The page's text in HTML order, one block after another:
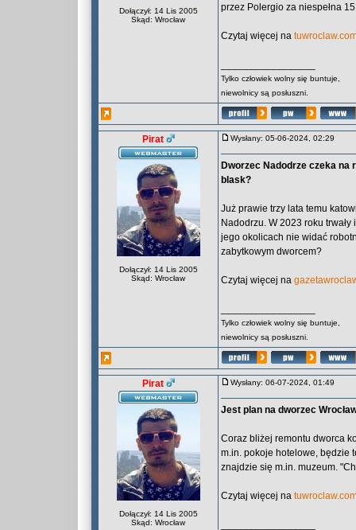
Dołączył: 14 Lis 2005
Skąd: Wrocław
przez Polergio za niespełna
Czytaj więcej na
Tylko człowiek wolny się buntuje,
niewolnicy są posłuszni.
Pirat
Dołączył: 14 Lis 2005
Skąd: Wrocław
Wysłany: 05-06-2024, 02:29
Dworzec Nadodrze czeka na
blask?
Już prawie trzy lata temu
Nadodrzu. W 2023 roku
jego okolicach nie widać
zabytkowym dworcem?
Czytaj więcej na
Tylko człowiek wolny się buntuje,
niewolnicy są posłuszni.
Pirat
Dołączył: 14 Lis 2005
Skąd: Wrocław
Wysłany: 06-07-2024, 01:49
Jest plan na dworzec
Coraz bliżej remontu dworca
m.in. pokoje hotelowe, będzie
znajdzie się m.in. muzeum.
Czytaj więcej na